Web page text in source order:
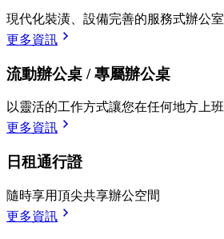
現代化裝潢、設備完善的服務式辦公室
更多資訊
流動辦公桌 / 專屬辦公桌
以靈活的工作方式讓您在任何地方上班
更多資訊
日租通行證
隨時享用頂尖共享辦公空間
更多資訊